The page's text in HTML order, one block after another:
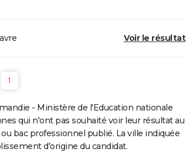
Voir le résultat
1
- Ministère de l'Education nationale
qui n'ont pas souhaité voir leur résultat au
bac professionnel publié. La ville indiquée
d'origine du candidat.